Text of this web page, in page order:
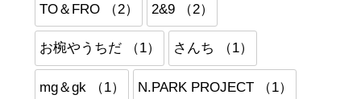
TO＆FRO （2） 2&9 （2）
お椀やうちだ （1） さんち （1）
mg＆gk （1） N.PARK PROJECT （1）